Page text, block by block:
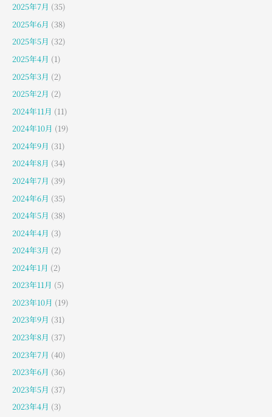
2025年7月 (35)
2025年6月 (38)
2025年5月 (32)
2025年4月 (1)
2025年3月 (2)
2025年2月 (2)
2024年11月 (11)
2024年10月 (19)
2024年9月 (31)
2024年8月 (34)
2024年7月 (39)
2024年6月 (35)
2024年5月 (38)
2024年4月 (3)
2024年3月 (2)
2024年1月 (2)
2023年11月 (5)
2023年10月 (19)
2023年9月 (31)
2023年8月 (37)
2023年7月 (40)
2023年6月 (36)
2023年5月 (37)
2023年4月 (3)